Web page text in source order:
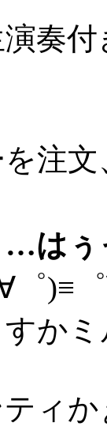
奏
注
…はぅ
゜)≡
すか
ィ